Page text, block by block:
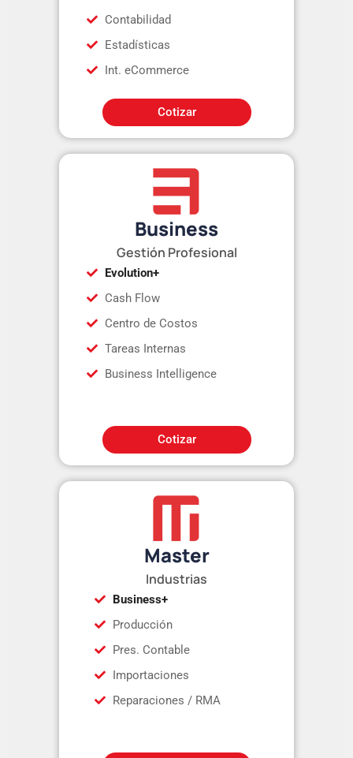
Contabilidad
Estadísticas
Int. eCommerce
Cotizar
Business
Gestión Profesional
Evolution+
Cash Flow
Centro de Costos
Tareas Internas
Business Intelligence
Cotizar
Master
Industrias
Business+
Producción
Pres. Contable
Importaciones
Reparaciones / RMA